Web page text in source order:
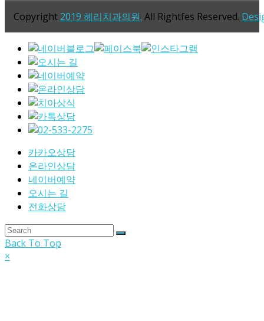
Copyright 2019 헤리치과의원. All Rightfes Reserved.
카카오상담
온라인상담
네이버예약
오시는 길
전화상담
Back To Top
×